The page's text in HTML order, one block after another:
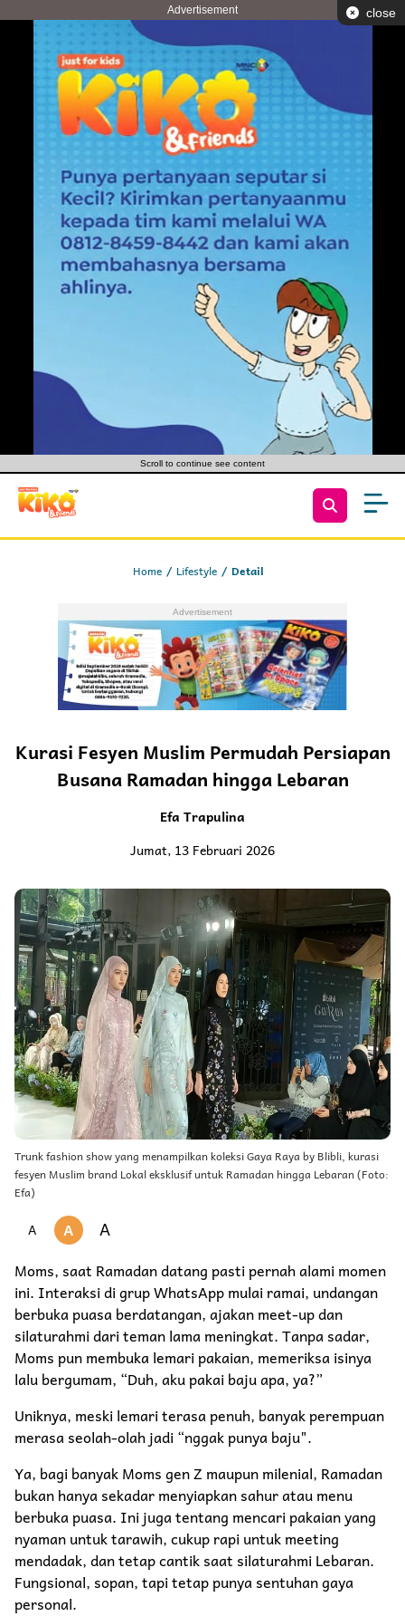
Advertisement close
Scroll to continue see content
Home Lifestyle Detail
Kurasi Fesyen Muslim Permudah Persiapan
Busana Ramadan hingga Lebaran
Efa Trapulina
Jumat, 13 Februari 2026
Trunk fashion show yang menampilkan koleksi Gaya Raya by Blibli, kurasi
fesyen Muslim brand Lokal eksklusif untuk Ramadan hingga Lebaran (Foto:
Efa)
A A A
Moms, saat Ramadan datang pasti pernah alami momen
ini. Interaksi di grup WhatsApp mulai ramai, undangan
berbuka puasa berdatangan, ajakan meet-up dan
silaturahmi dari teman lama meningkat. Tanpa sadar,
Moms pun membuka lemari pakaian, memeriksa isinya
lalu bergumam, “Duh, aku pakai baju apa, ya?”
Uniknya, meski lemari terasa penuh, banyak perempuan
merasa seolah-olah jadi “nggak punya baju".
Ya, bagi banyak Moms gen Z maupun milenial, Ramadan
bukan hanya sekadar menyiapkan sahur atau menu
berbuka puasa. Ini juga tentang mencari pakaian yang
nyaman untuk tarawih, cukup rapi untuk meeting
mendadak, dan tetap cantik saat silaturahmi Lebaran.
Fungsional, sopan, tapi tetap punya sentuhan gaya
personal.